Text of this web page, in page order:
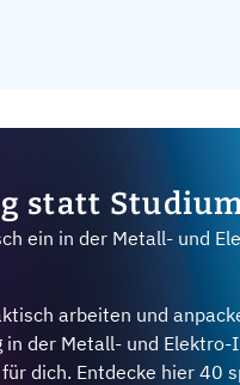
statt
ein in der Metall- und
arbeiten und
in der Metall- und Elektro-
dich. Entdecke hier 40